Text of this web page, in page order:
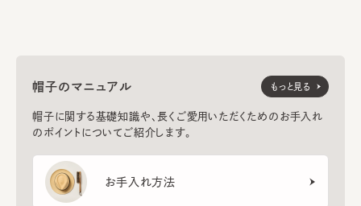
帽子のマニュアル
帽子に関する基礎知識や、長くご愛用いただくためのお手入れ
のポイントについてご紹介します。
お手入れ方法
もっと見る